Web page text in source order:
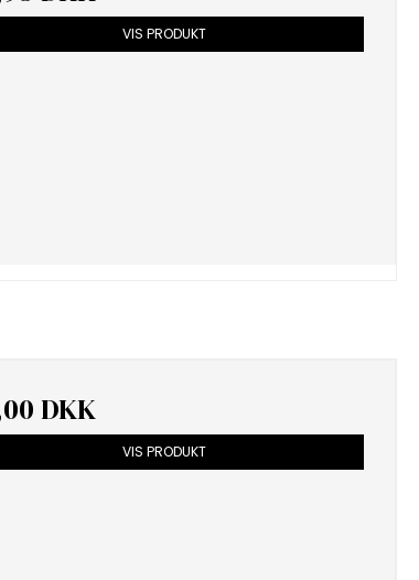
VIS PRODUKT
DKK
VIS PRODUKT